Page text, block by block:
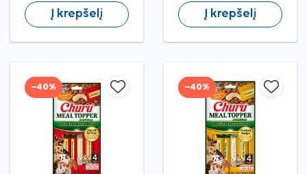
Į krepšelį Į krepšelį
−40% −40%